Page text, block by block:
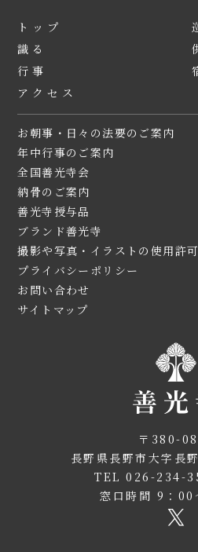
トップ
識る
行事
アクセス
お朝事・日々の法要のご案内
年中行事のご案内
全国善光寺会
納⾻のご案内
善光寺授与品
ブランド善光寺
撮影や写真・イラストの使用許
プライバシーポリシー
お問い合わせ
サイトマップ
〒380-
長野県長野市大字長
TEL 026-234-
窓口時間 9：00